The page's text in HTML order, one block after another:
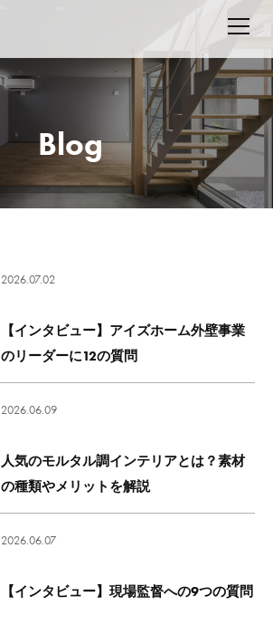
Blog
2026.07.02
【インタビュー】アイズホーム外壁事業
のリーダーに12の質問
2026.06.09
人気のモルタル調インテリアとは？素材
の種類やメリットを解説
2026.06.07
【インタビュー】現場監督への9つの質問